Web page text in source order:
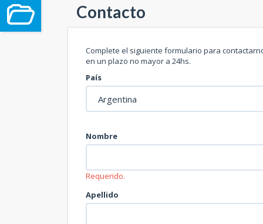
Contacto
Complete el siguiente formulario para
en un plazo no mayor a 24hs.
País
Nombre
Requerido.
Apellido